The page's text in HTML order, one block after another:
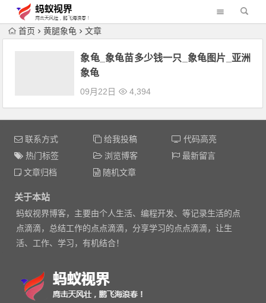
首页 黄腿象龟 文章
象龟_象龟苗多少钱一只_象龟图片_亚洲
象龟
09月22日 4,394
联系方式 给我投稿
代码高亮
热门标签
浏览博客
最新留言
文章归档
随机文章
关于本站
蚂蚁视界博客，主要由个人生活、编程开发、等记录生活的点
点滴滴，总结工作的点点滴滴，分享学习的点点滴滴，让生
活、工作、学习，有机结合！